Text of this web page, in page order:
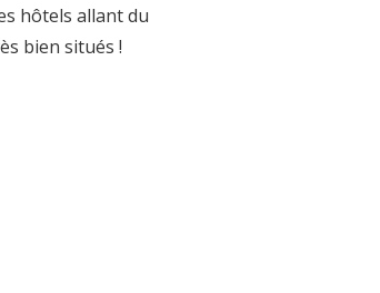
hôtels allant du
bien situés !